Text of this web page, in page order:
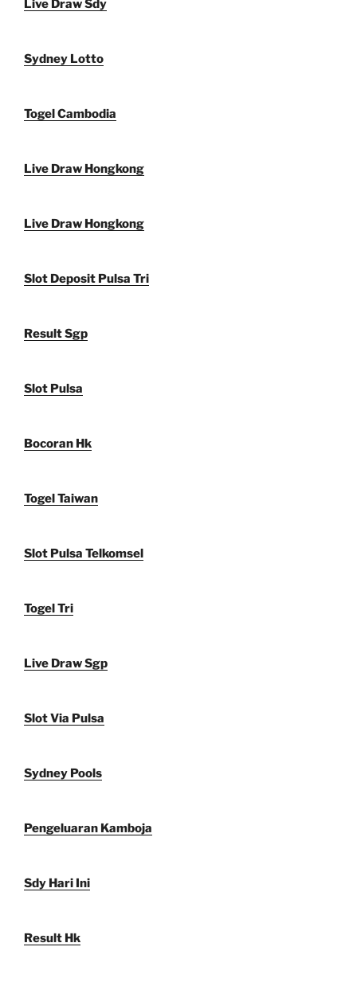
Live Draw Sdy
Sydney Lotto
Togel Cambodia
Live Draw Hongkong
Live Draw Hongkong
Slot Deposit Pulsa Tri
Result Sgp
Slot Pulsa
Bocoran Hk
Togel Taiwan
Slot Pulsa Telkomsel
Togel Tri
Live Draw Sgp
Slot Via Pulsa
Sydney Pools
Pengeluaran Kamboja
Sdy Hari Ini
Result Hk